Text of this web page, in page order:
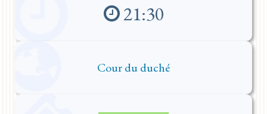
21:30
Cour du duché